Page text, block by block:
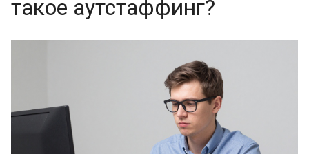
такое аутстаффинг?